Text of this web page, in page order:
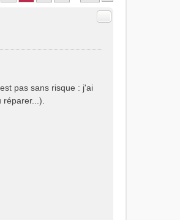
Citer
pas sans risque : j'ai